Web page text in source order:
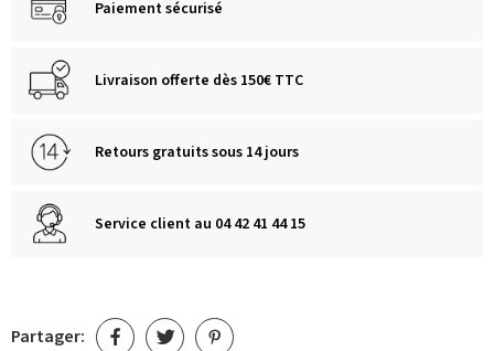
Paiement sécurisé
Livraison offerte dès 150€ TTC
Retours gratuits sous 14 jours
Service client au 04 42 41 44 15
Partager: